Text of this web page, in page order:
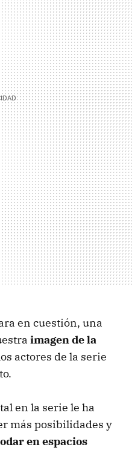
en cuestión, una
imagen de la
actores de la serie
en la serie le ha
más posibilidades y
en espacios